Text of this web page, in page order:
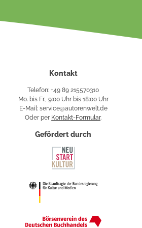
Kontakt
Telefon: +49 89 215570310
Mo. bis Fr., 9:00 Uhr bis 18:00 Uhr
E-Mail: service@autorenwelt.de
Oder per Kontakt-Formular.
Gefördert durch